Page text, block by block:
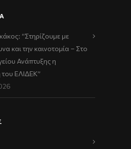
“Στηρίζουμε με
και την καινοτομία – Στο
Ανάπτυξης η
ΕΛΙΔΕΚ”